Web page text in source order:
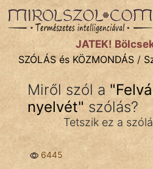
SZÓLÁS ÉS KÖZMONDÁS
Bibliai
Közmondások
Szállóigék
JÁTÉK!
SZÓLÁS és KÖZMONDÁS /
Miről szól a "
nyelvét" szólás?
Tetszik ez a
6445